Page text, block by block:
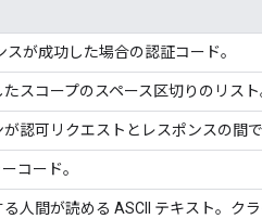
スが成功した場合の認証コード。
スコープのスペース区切りのリスト
認可リクエストとレスポンスの間
コード。
人間が読める ASCII テキスト。ク